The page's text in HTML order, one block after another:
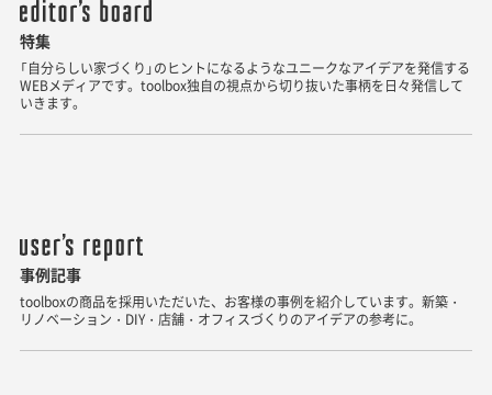
特集
「自分らしい家づくり」のヒントになるようなユニークなアイデアを発信する
WEBメディアです。toolbox独自の視点から切り抜いた事柄を日々発信して
いきます。
事例記事
toolboxの商品を採用いただいた、お客様の事例を紹介しています。新築・
リノベーション・DIY・店舗・オフィスづくりのアイデアの参考に。